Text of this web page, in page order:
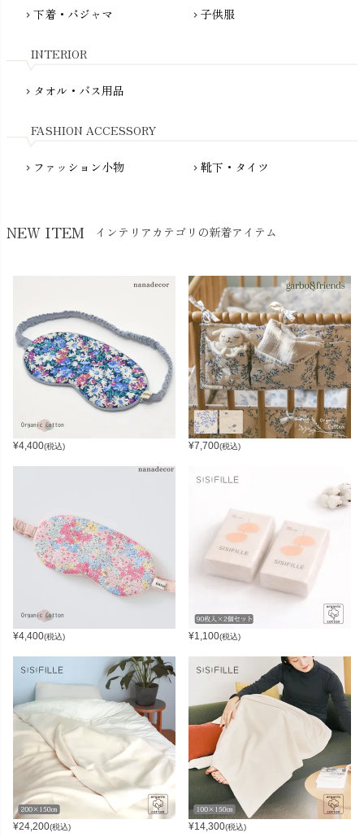
fromF（フロムエフ）
My Little Cozmo（マイリトルコズモ）
NATURAPURA（ナチュラプラ）
NewNative（ニューネイティブ）
chevron_right 下着・パジャマ chevron_right 子供服
INTERIOR
chevron_right タオル・バス用品
FASHION ACCESSORY
chevron_right ファッション小物 chevron_right 靴下・タイツ
NEW ITEM インテリアカテゴリの新着アイテム
¥4,400(税込) ¥7,700(税込)
¥4,400(税込) ¥1,100(税込)
¥24,200(税込) ¥14,300(税込)